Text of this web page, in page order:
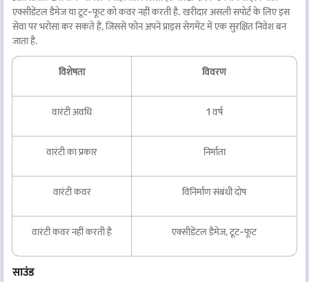
एक्सीडेंटल डैमेज या टूट-फूट को कवर नहीं करती है. खरीदार असली सपोर्ट के लिए इस
सेवा पर भरोसा कर सकते हैं, जिससे फोन अपने प्राइस सेगमेंट में एक सुरक्षित निवेश बन
जाता है.
विशेषता विवरण
वारंटी अवधि 1 वर्ष
वारंटी का प्रकार निर्माता
वारंटी कवर विनिर्माण संबंधी दोष
वारंटी कवर नहीं करती है एक्सीडेंटल डैमेज, टूट-फूट
साउंड